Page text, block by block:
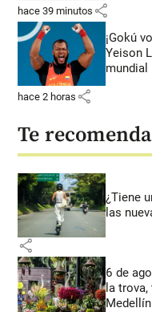
hace 39 minutos share
¡Gokú
Yeison
mundial
hace 2 horas share
Te
¿Tiene
las
share
6 de
la
Medellín